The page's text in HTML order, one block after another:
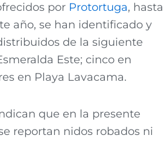
por Protortuga, hasta
año, se han identificado y
de la siguiente
Este; cinco en
en Playa Lavacama.
que en la presente
reportan nidos robados ni